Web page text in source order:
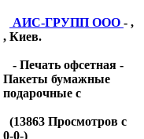
АИС-ГРУПП ООО - ,
, Киев.
- Печать офсетная -
Пакеты бумажные
подарочные с
(13863 Просмотров с
0-0-)